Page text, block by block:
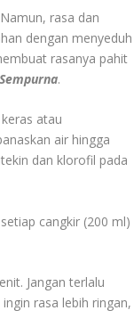
rasa dan
dengan menyeduh
rasanya pahit
.
atau
air hingga
dan klorofil pada
cangkir (200 ml)
Jangan terlalu
rasa lebih ringan,